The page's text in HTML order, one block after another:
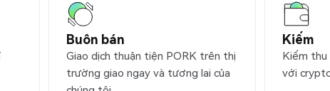
Buôn bán
Giao dịch thuận tiện PORK trên thị
trường giao ngay và tương lai của
Kiếm
Kiếm thu
với